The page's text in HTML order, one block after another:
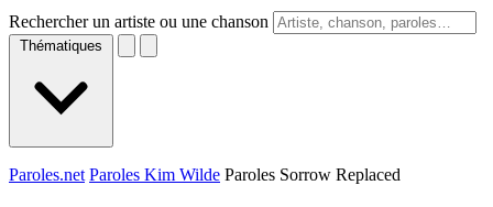
Rechercher un artiste ou une chanson
Thématiques
Paroles.net Paroles Kim Wilde Paroles Sorrow Replaced